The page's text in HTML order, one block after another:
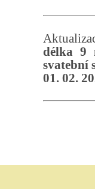
délka 9
svatební
01. 02.